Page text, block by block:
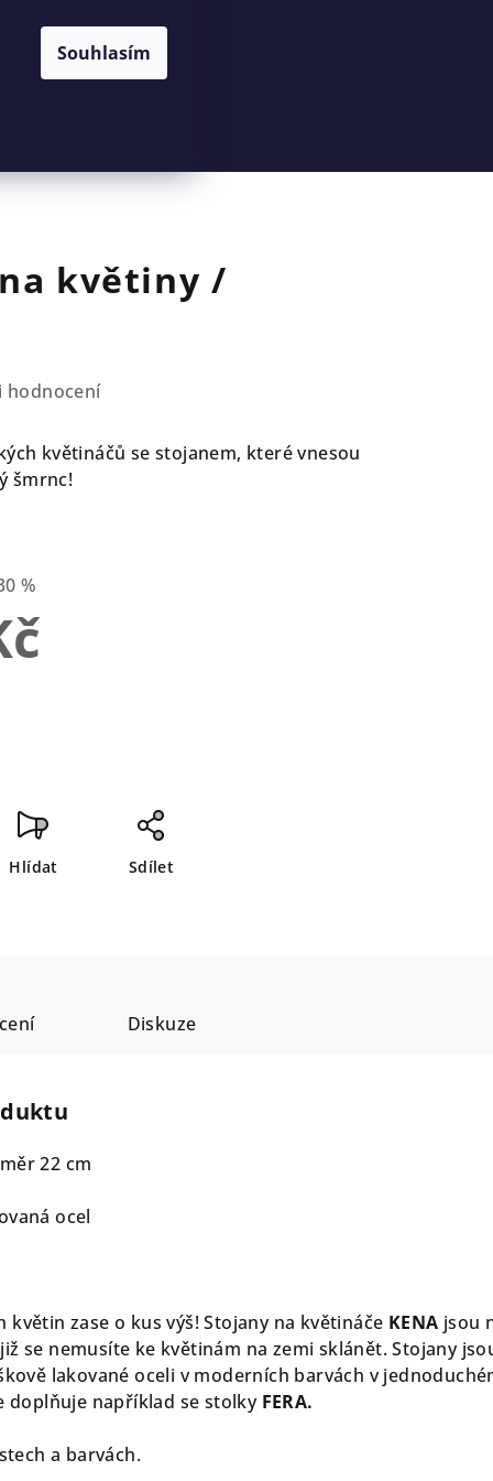
Souhlasím
květiny /
hodnocení
květináčů se stojanem, které vnesou
šmrnc!
%
Hlídat Sdílet
Diskuze
22 cm
ocel
květin zase o kus výš! Stojany na květináče KENA jsou
se nemusíte ke květinám na zemi sklánět. Stojany
lakované oceli v moderních barvách v
doplňuje například se stolky FERA.
a barvách.